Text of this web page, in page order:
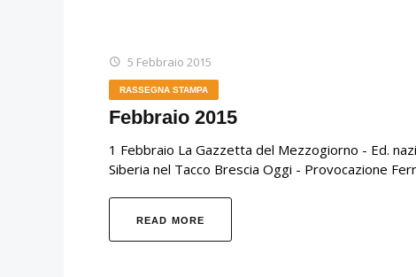
5 Febbraio 2015
RASSEGNA STAMPA
Febbraio 2015
1 Febbraio La Gazzetta del Mezzogiorno - Ed.
Siberia nel Tacco Brescia Oggi - Provocazione
READ MORE